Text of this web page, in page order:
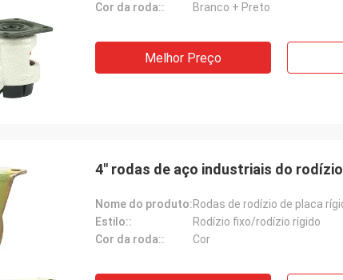
Cor da roda::
Branco + Preto
Melhor Preço
4" rodas de aço industriais do rodízio
Nome do produto:
Estilo::
Rodízio fixo/rodízio rígido
Cor da roda::
Cor